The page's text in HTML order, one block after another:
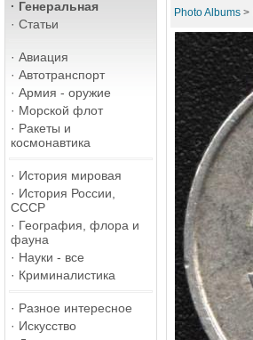
· Генеральная
· Статьи
· Авиация
· Автотранспорт
· Армия - оружие
· Морской флот
· Ракеты и
космонавтика
· История мировая
· История России,
СССР
· География, флора и
фауна
· Науки - все
· Криминалистика
· Разное интересное
· Искусство
Photo Albums >